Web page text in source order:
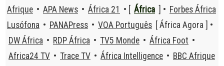
Afrique • APA News • África 21 • [ África ] • Forbes África
Lusófona • PANAPress • VOA Português
[ África Agora ] •
DW África • RDP África • TV5 Monde • África Foot •
Africa24 TV • Trace TV • África Intelligence • BBC Afrique